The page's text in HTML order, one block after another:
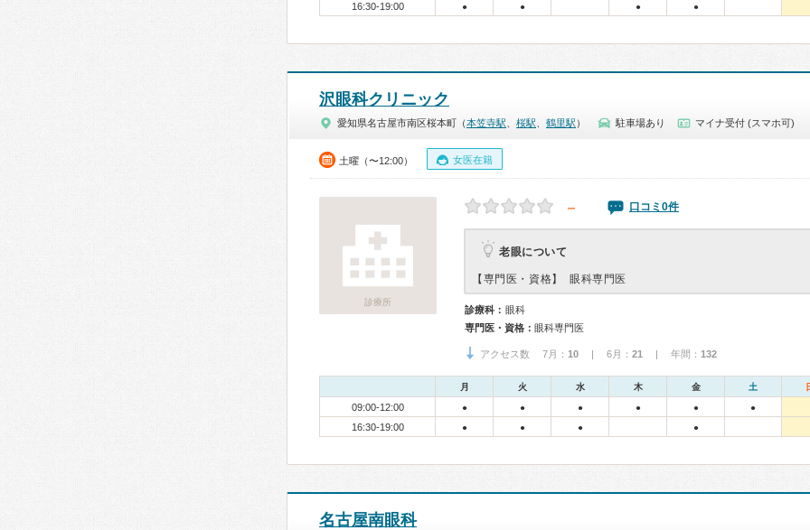
16:30-19:00 ● ● ● ●
沢眼科クリニック
愛知県名古屋市南区桜本町（本笠寺駅 桜駅 鶴里駅 ） 駐車場あり マイナ受付 (スマホ可)
土曜（〜12:00） 女医在籍
診療所
－ 口コミ0件
老眼について
【専門医・資格】 眼科専門医
診療科： 眼科
専門医・資格： 眼科専門医
アクセス数 7月： 10 | 6月： 21 | 年間： 132
月 火 水 木 金 土
09:00-12:00 ● ● ● ● ● ●
16:30-19:00 ● ● ● ●
名古屋南眼科